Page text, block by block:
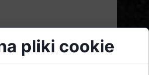
pliki cookie